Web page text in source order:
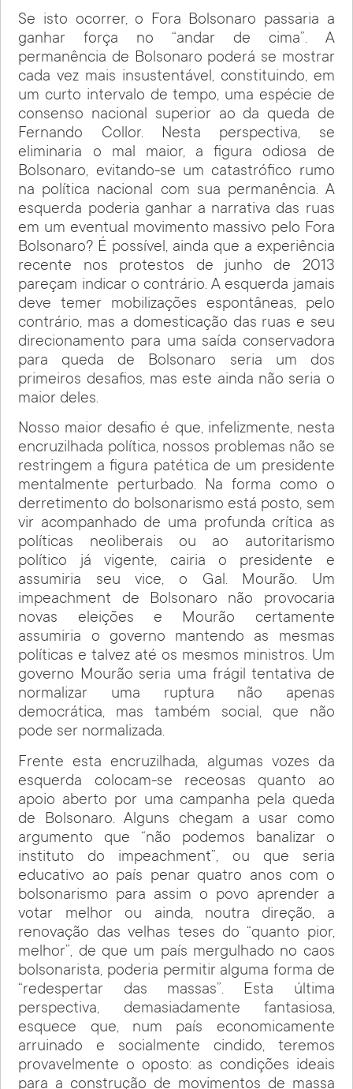
Se isto ocorrer, o Fora Bolsonaro passaria a
ganhar força no “andar de cima”. A
permanência de Bolsonaro poderá se mostrar
cada vez mais insustentável, constituindo, em
um curto intervalo de tempo, uma espécie de
consenso nacional superior ao da queda de
Fernando Collor. Nesta perspectiva, se
eliminaria o mal maior, a figura odiosa de
Bolsonaro, evitando-se um catastrófico rumo
na política nacional com sua permanência. A
esquerda poderia ganhar a narrativa das ruas
em um eventual movimento massivo pelo Fora
Bolsonaro? É possível, ainda que a experiência
recente nos protestos de junho de 2013
pareçam indicar o contrário. A esquerda jamais
deve temer mobilizações espontâneas, pelo
contrário, mas a domesticação das ruas e seu
direcionamento para uma saída conservadora
para queda de Bolsonaro seria um dos
primeiros desafios, mas este ainda não seria o
maior deles.
Nosso maior desafio é que, infelizmente, nesta
encruzilhada política, nossos problemas não se
restringem a figura patética de um presidente
mentalmente perturbado. Na forma como o
derretimento do bolsonarismo está posto, sem
vir acompanhado de uma profunda crítica as
políticas neoliberais ou ao autoritarismo
político já vigente, cairia o presidente e
assumiria seu vice, o Gal. Mourão. Um
impeachment de Bolsonaro não provocaria
novas eleições e Mourão certamente
assumiria o governo mantendo as mesmas
políticas e talvez até os mesmos ministros. Um
governo Mourão seria uma frágil tentativa de
normalizar uma ruptura não apenas
democrática, mas também social, que não
pode ser normalizada.
Frente esta encruzilhada, algumas vozes da
esquerda colocam-se receosas quanto ao
apoio aberto por uma campanha pela queda
de Bolsonaro. Alguns chegam a usar como
argumento que “não podemos banalizar o
instituto do impeachment”, ou que seria
educativo ao país penar quatro anos com o
bolsonarismo para assim o povo aprender a
votar melhor ou ainda, noutra direção, a
renovação das velhas teses do “quanto pior,
melhor”, de que um país mergulhado no caos
bolsonarista, poderia permitir alguma forma de
“redespertar das massas”. Esta última
perspectiva, demasiadamente fantasiosa,
esquece que, num país economicamente
arruinado e socialmente cindido, teremos
provavelmente o oposto: as condições ideais
para a construção de movimentos de massa